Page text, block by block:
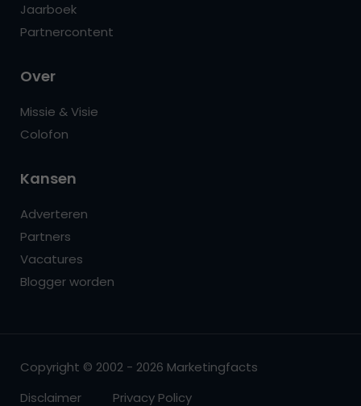
Jaarboek
Partnercontent
Over
Missie & Visie
Colofon
Kansen
Adverteren
Partners
Vacatures
Blogger worden
Copyright © 2002 - 2026 Marketingfacts
Disclaimer
Privacy Policy